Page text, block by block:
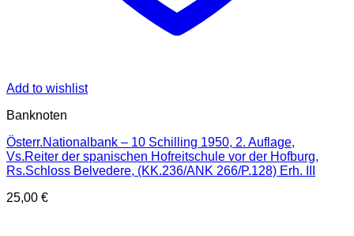
Add to wishlist
Banknoten
Österr.Nationalbank – 10 Schilling 1950, 2. Auflage,
Vs.Reiter der spanischen Hofreitschule vor der Hofburg,
Rs.Schloss Belvedere, (KK.236/ANK 266/P.128) Erh. III
25,00 €